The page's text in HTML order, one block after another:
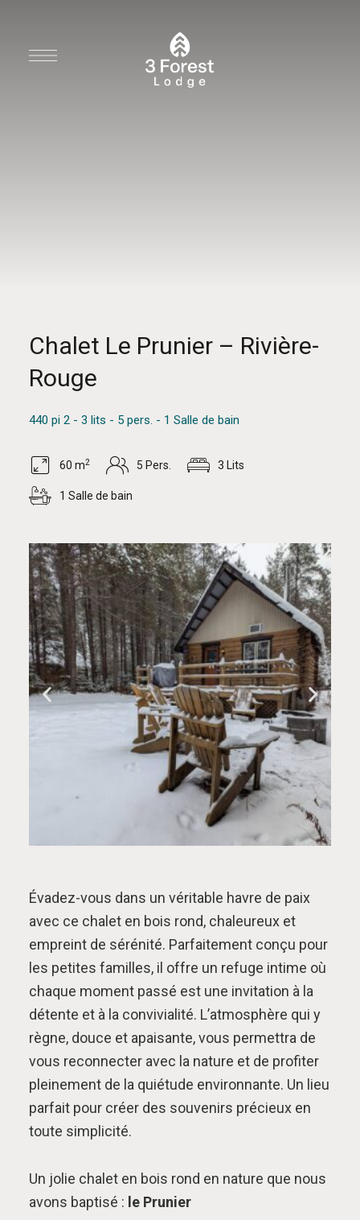
Chalet Le Prunier – Rivière-
Rouge
440 pi 2 - 3 lits - 5 pers. - 1 Salle de bain
60 m2 5 Pers. 3 Lits
1 Salle de bain
Évadez-vous dans un véritable havre de paix
avec ce chalet en bois rond, chaleureux et
empreint de sérénité. Parfaitement conçu pour
les petites familles, il offre un refuge intime où
chaque moment passé est une invitation à la
détente et à la convivialité. L’atmosphère qui y
règne, douce et apaisante, vous permettra de
vous reconnecter avec la nature et de profiter
pleinement de la quiétude environnante. Un lieu
parfait pour créer des souvenirs précieux en
toute simplicité.
Un jolie chalet en bois rond en nature que nous
avons baptisé : le Prunier